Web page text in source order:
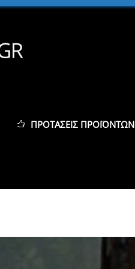
ΠΡΟΤΆΣΕΙΣ ΠΡΟΪΌΝΤΩΝ